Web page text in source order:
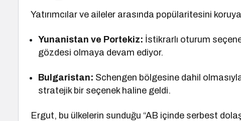
Yatırımcılar ve aileler arasında popülaritesini
Yunanistan ve Portekiz: İstikrarlı oturum
gözdesi olmaya devam ediyor.
Bulgaristan: Schengen bölgesine dahil
stratejik bir seçenek haline geldi.
Ergut, bu ülkelerin sunduğu “AB içinde serbest